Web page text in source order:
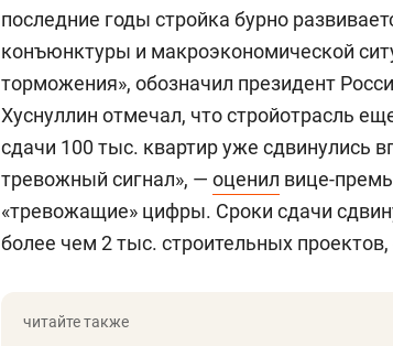
последние годы стройка бурно
конъюнктуры и макроэкономической
торможения», обозначил президент
Хуснуллин отмечал, что стройотрасль
сдачи 100 тыс. квартир уже сдвинулись
тревожный сигнал», — оценил вице-
«тревожащие» цифры. Сроки сдачи
более чем 2 тыс. строительных